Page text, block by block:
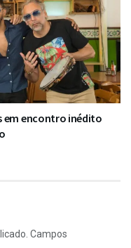
em encontro inédito
Campos